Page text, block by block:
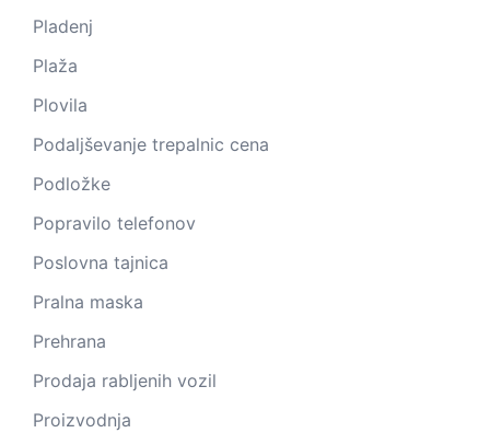
Pladenj
Plaža
Plovila
Podaljševanje trepalnic cena
Podložke
Popravilo telefonov
Poslovna tajnica
Pralna maska
Prehrana
Prodaja rabljenih vozil
Proizvodnja